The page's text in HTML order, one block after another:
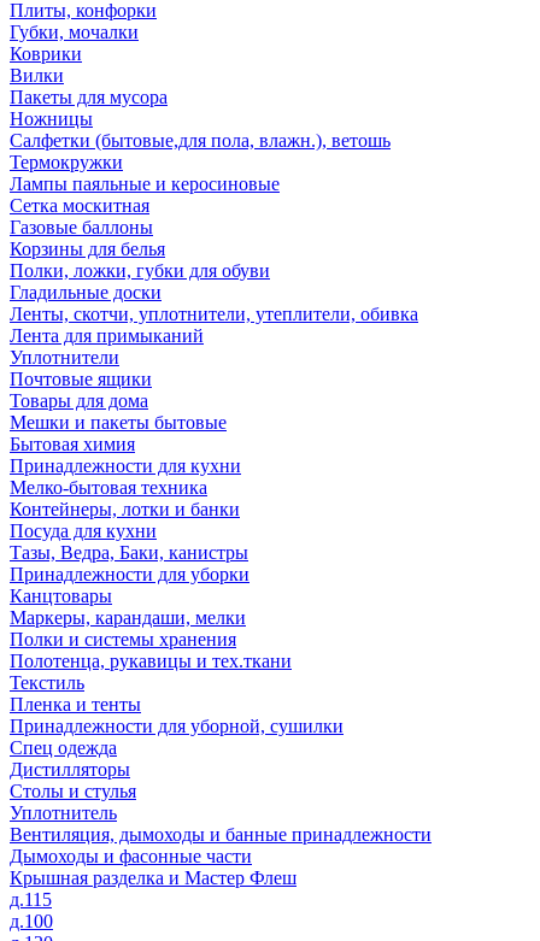
Плиты, конфорки
Губки, мочалки
Коврики
Вилки
Пакеты для мусора
Ножницы
Салфетки (бытовые,для пола, влажн.), ветошь
Термокружки
Лампы паяльные и керосиновые
Сетка москитная
Газовые баллоны
Корзины для белья
Полки, ложки, губки для обуви
Гладильные доски
Ленты, скотчи, уплотнители, утеплители, обивка
Лента для примыканий
Уплотнители
Почтовые ящики
Товары для дома
Мешки и пакеты бытовые
Бытовая химия
Принадлежности для кухни
Мелко-бытовая техника
Контейнеры, лотки и банки
Посуда для кухни
Тазы, Ведра, Баки, канистры
Принадлежности для уборки
Канцтовары
Маркеры, карандаши, мелки
Полки и системы хранения
Полотенца, рукавицы и тех.ткани
Текстиль
Пленка и тенты
Принадлежности для уборной, сушилки
Спец одежда
Дистилляторы
Столы и стулья
Уплотнитель
Вентиляция, дымоходы и банные принадлежности
Дымоходы и фасонные части
Крышная разделка и Мастер Флеш
д.115
д.100